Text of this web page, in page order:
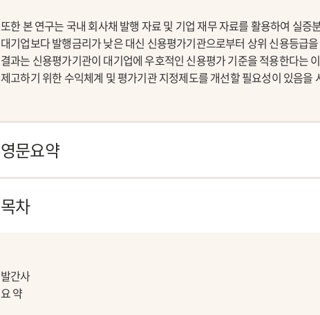
또한 본 연구는 국내 회사채 발행 자료 및 기업 재무 자료를 활용하여 실
대기업보다 발행금리가 낮은 대신 신용평가기관으로부터 상위 신용등급
결과는 신용평가기관이 대기업에 우호적인 신용평가 기준을 적용한다는
제고하기 위한 수익체계 및 평가기관 지정제도를 개선할 필요성이 있음을
영문요약
목차
발간사
요 약